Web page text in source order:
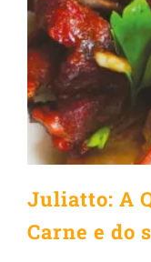
Juliatto:
Juliatto: A
Carne e do